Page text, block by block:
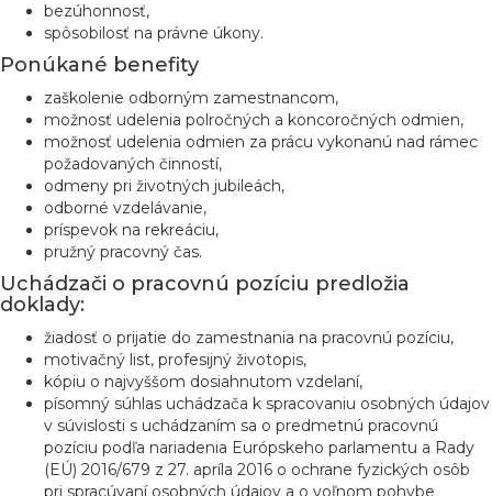
bezúhonnosť,
spôsobilosť na právne úkony.
Ponúkané benefity
zaškolenie odborným zamestnancom,
možnosť udelenia polročných a koncoročných odmien,
možnosť udelenia odmien za prácu vykonanú nad rámec
požadovaných činností,
odmeny pri životných jubileách,
odborné vzdelávanie,
príspevok na rekreáciu,
pružný pracovný čas.
Uchádzači o pracovnú pozíciu predložia
doklady:
žiadosť o prijatie do zamestnania na pracovnú pozíciu,
motivačný list, profesijný životopis,
kópiu o najvyššom dosiahnutom vzdelaní,
písomný súhlas uchádzača k spracovaniu osobných údajov
v súvislosti s uchádzaním sa o predmetnú pracovnú
pozíciu podľa nariadenia Európskeho parlamentu a Rady
(EÚ) 2016/679 z 27. apríla 2016 o ochrane fyzických osôb
pri spracúvaní osobných údajov a o voľnom pohybe